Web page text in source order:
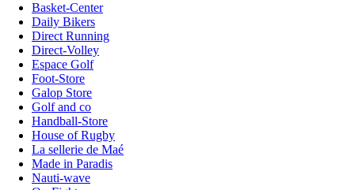
Basket-Center
Daily Bikers
Direct Running
Direct-Volley
Espace Golf
Foot-Store
Galop Store
Golf and co
Handball-Store
House of Rugby
La sellerie de Maé
Made in Paradis
Nauti-wave